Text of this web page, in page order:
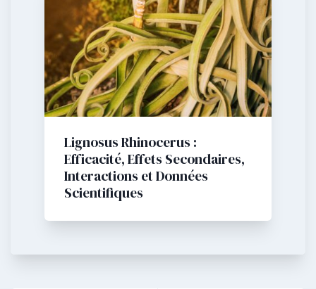
Lignosus Rhinocerus :
Efficacité, Effets Secondaires,
Interactions et Données
Scientifiques